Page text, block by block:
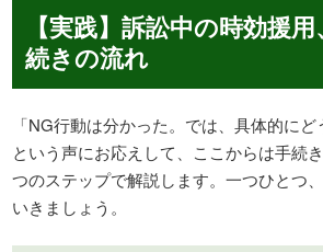
【実践】訴訟中の時効援
続きの流れ
「NG行動は分かった。では、具体的にど
という声にお応えして、ここからは手続
つのステップで解説します。一つひとつ
いきましょう。